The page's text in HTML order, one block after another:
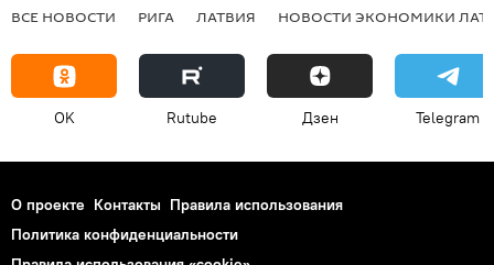
ВСЕ НОВОСТИ РИГА ЛАТВИЯ НОВОСТИ ЭКОНОМИКИ
OK Rutube Дзен Telegram
О проекте Контакты Правила использования
Политика конфиденциальности